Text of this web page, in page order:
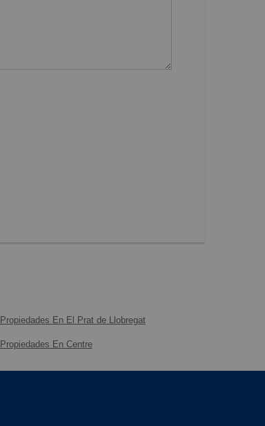
Propiedades En El Prat de Llobregat
Propiedades En Centre